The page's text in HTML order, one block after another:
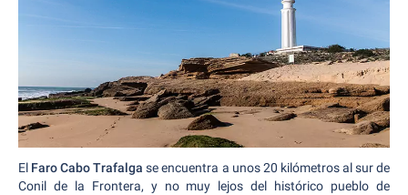
El Faro Cabo Trafalga se encuentra a unos 20 kilómetros al sur de
Conil de la Frontera, y no muy lejos del histórico pueblo de